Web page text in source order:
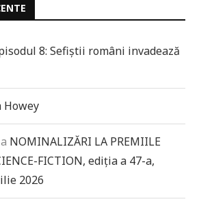
8: Sefiștii români invadează
Howey
NOMINALIZĂRI LA PREMIILE
FICTION, ediția a 47-a,
2026